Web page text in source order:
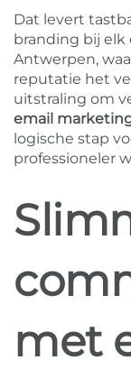
Dat levert
branding bij
Antwerpen,
reputatie het
uitstraling om
email
logische stap
professioneler
met